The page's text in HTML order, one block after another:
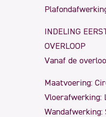
INDELING
OVERLOOP
Vanaf de
Maatvoering:
Vloerafwerking:
Wandafwerking: